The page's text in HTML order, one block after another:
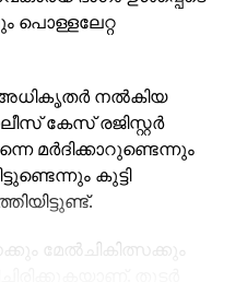
പൊള്ളലേറ്റ
നല്‍കിയ
കേസ് രജിസ്റ്റര്‍
മര്‍ദിക്കാറുണ്ടെന്നും
കുട്ടി
മേല്‍ചികിത്സക്കും